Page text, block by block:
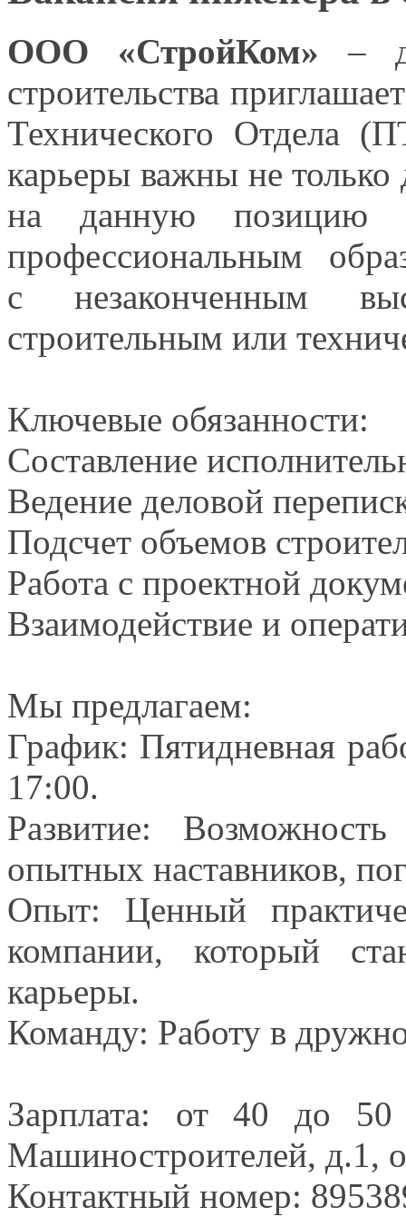
ООО «СтройКом» –
строительства
Технического Отдела
карьеры важны не только
на данную позицию
профессиональным
с незаконченным
строительным или
Ключевые обязанности:
Составление
Ведение деловой
Подсчет объемов
Работа с проектной
Взаимодействие и
Мы предлагаем:
График: Пятидневная
17:00.
Развитие:
опытных наставников,
Опыт: Ценный
компании, который
карьеры.
Команду: Работу в
Зарплата: от40 до
Машиностроителей, д.1,
Контактный номер: